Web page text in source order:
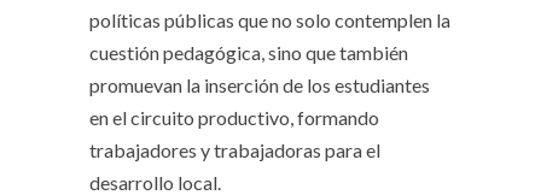
políticas públicas que no solo contemplen la
cuestión pedagógica, sino que también
promuevan la inserción de los estudiantes
en el circuito productivo, formando
trabajadores y trabajadoras para el
desarrollo local.